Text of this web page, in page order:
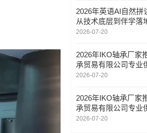
2026年英语AI自然拼
从技术底层到伴学落
2026-07-20
2026年IKO轴承厂家
承贸易有限公司专业
2026-07-20
2026年IKO轴承厂家
承贸易有限公司专业
2026-07-20